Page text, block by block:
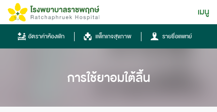
Skip
content
เมนู
ไทย
ไทย
English
อัตราค่าห้องพัก แพ็กเกจสุขภาพ รายชื่อแพทย์
การใช้ยาอมใต้ลิ้น